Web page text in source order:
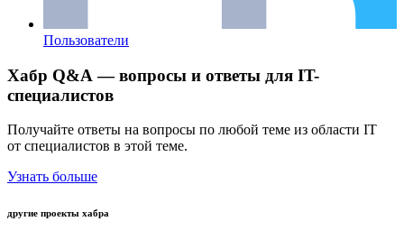
Пользователи
Хабр Q&A — вопросы и ответы для IT-
специалистов
Получайте ответы на вопросы по любой теме из области IT
от специалистов в этой теме.
Узнать больше
другие проекты хабра